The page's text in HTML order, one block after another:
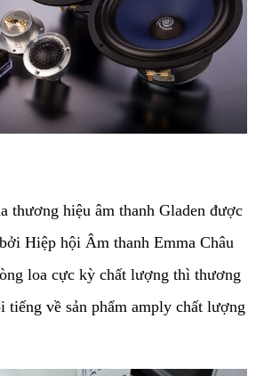
thương hiệu âm thanh Gladen được
Hiệp hội Âm thanh Emma Châu
loa cực kỳ chất lượng thì thương
tiếng về sản phẩm amply chất lượng